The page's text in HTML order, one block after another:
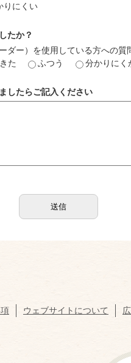
りにくい
たか？
ダー）を使用している方への質
た ふつう 分かりにく
したらご記入ください
ウェブサイトについて